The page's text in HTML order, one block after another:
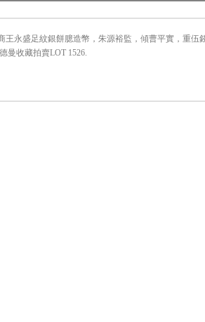
王永盛足紋銀餅臆造幣，朱源裕監，傾曹平實，重
曼收藏拍賣LOT 1526.